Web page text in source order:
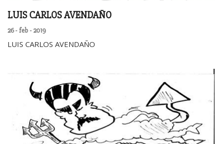
LUIS CARLOS AVENDAÑO
26 - feb - 2019
LUIS CARLOS AVENDAÑO